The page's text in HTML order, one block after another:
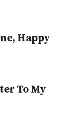
Happy
To My